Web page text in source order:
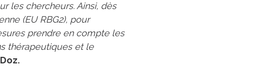
les chercheurs. Ainsi, dès
(EU RBG2), pour
prendre en compte les
thérapeutiques et le